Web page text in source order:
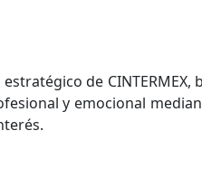
de CINTERMEX,
y emocional